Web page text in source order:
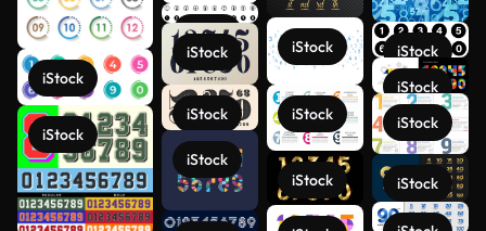
iStock
iStock
iStock
iStock
iStock
iStock
iStock
iStock
iStock
iStock
iStock
iStock
iStock